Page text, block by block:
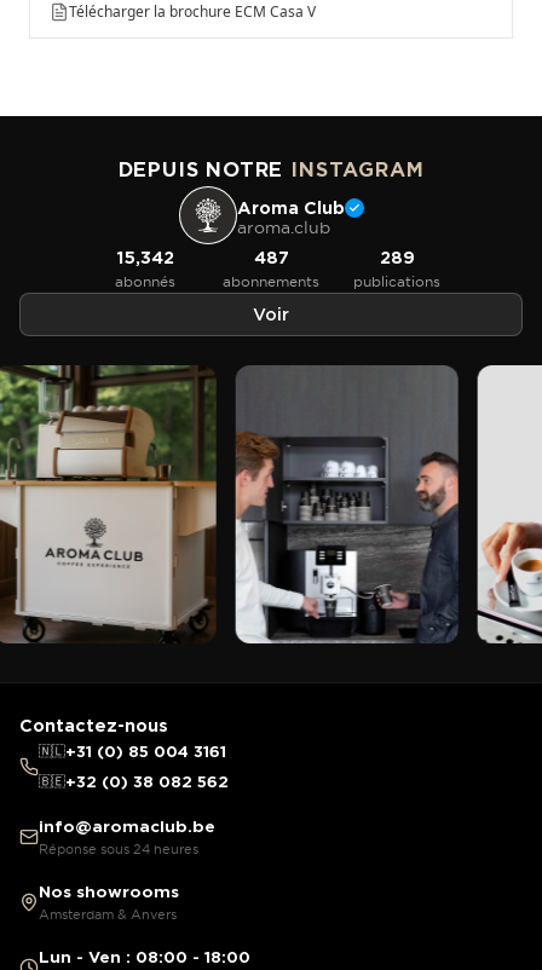
Télécharger la brochure ECM Casa V
DEPUIS NOTRE INSTAGRAM
Aroma Club
aroma.club
15,342
abonnés
487
abonnements
289
publications
Voir
Contactez-nous
🇳🇱+31 (0) 85 004 3161
🇧🇪+32 (0) 38 082 562
info@aromaclub.be
Réponse sous 24 heures
Nos showrooms
Amsterdam & Anvers
Lun - Ven : 08:00 - 18:00